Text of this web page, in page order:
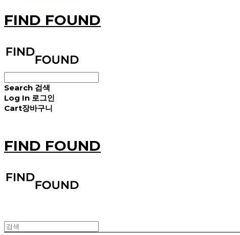
FIND FOUND
Search 검색
Log In 로그인
Cart장바구니
FIND FOUND